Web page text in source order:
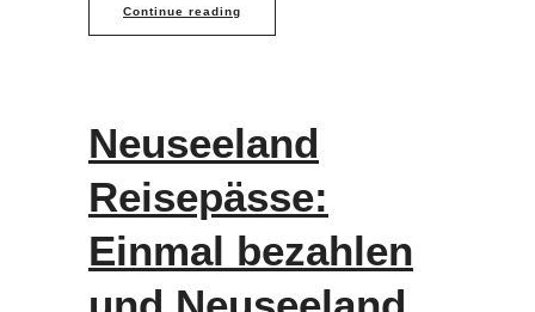
Continue reading
Neuseeland
Reisepässe:
Einmal bezahlen